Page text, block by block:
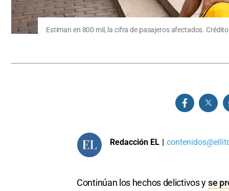
Estiman en 800 mil, la cifra de pasajeros afectados.
Redacción EL |
Continúan los hechos delictivos yse